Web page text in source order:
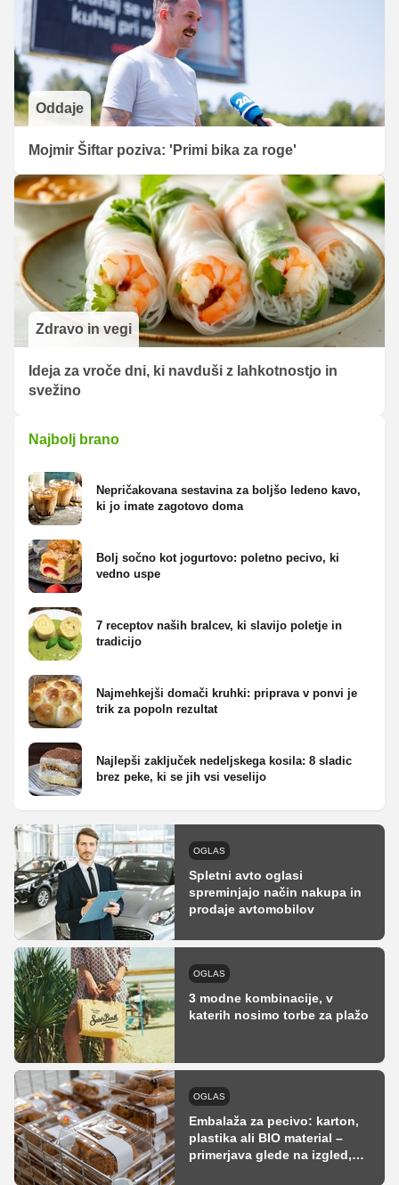
Oddaje
Mojmir Šiftar poziva: 'Primi bika za roge'
Zdravo in vegi
Ideja za vroče dni, ki navduši z lahkotnostjo in
svežino
Najbolj brano
Nepričakovana sestavina za boljšo ledeno kavo,
ki jo imate zagotovo doma
Bolj sočno kot jogurtovo: poletno pecivo, ki
vedno uspe
7 receptov naših bralcev, ki slavijo poletje in
tradicijo
Najmehkejši domači kruhki: priprava v ponvi je
trik za popoln rezultat
Najlepši zaključek nedeljskega kosila: 8 sladic
brez peke, ki se jih vsi veselijo
OGLAS
Spletni avto oglasi
spreminjajo način nakupa in
prodaje avtomobilov
OGLAS
3 modne kombinacije, v
katerih nosimo torbe za plažo
OGLAS
Embalaža za pecivo: karton,
plastika ali BIO material –
primerjava glede na izgled,